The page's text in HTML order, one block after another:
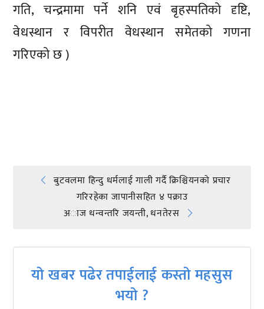
गति, चन्द्रमामा पर्ने शनि एवं बृहस्पतिको दृष्टि,
वेधस्थान र विपरीत वेधस्थान समेतको गणना
गरिएको छ )
Post
navigation
बुटवलमा हिन्दु धर्मलाई गाली गर्दै क्रिश्चियनको प्रचार
गरिरहेका जापानीसहित ४ पक्राउ
अाज धन्वन्तरि जयन्ती, धनतेरस
यो खबर पढेर तपाईलाई कस्तो महसुस
भयो ?